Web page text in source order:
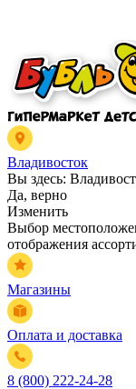
Владивосток
Вы здесь:
Да, верно
Изменить
Выбор
отображения
Магазины
Оплата и доставка
8 (800) 222-24-28